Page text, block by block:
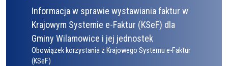
Informacja w sprawie wystawiania faktur w
Krajowym Systemie e-Faktur (KSeF) dla
Gminy Wilamowice i jej jednostek
Obowiązek korzystania z Krajowego Systemu e-Faktur
(KSeF)